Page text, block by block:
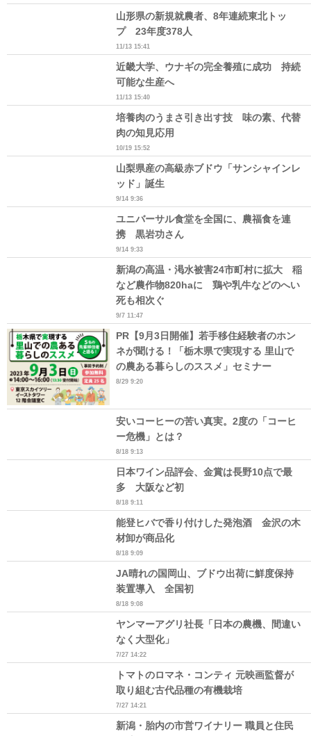
山形県の新規就農者、8年連続東北トッ
プ 23年度378人
11/13 15:41
近畿大学、ウナギの完全養殖に成功 持続
可能な生産へ
11/13 15:40
培養肉のうまさ引き出す技 味の素、代替
肉の知見応用
10/19 15:52
山梨県産の高級赤ブドウ「サンシャインレ
ッド」誕生
9/14 9:36
ユニバーサル食堂を全国に、農福食を連
携 黒岩功さん
9/14 9:33
新潟の高温・渇水被害24市町村に拡大 稲
など農作物820haに 鶏や乳牛などのへい
死も相次ぐ
9/7 11:47
PR【9月3日開催】若手移住経験者のホン
ネが聞ける！「栃木県で実現する 里山で
の農ある暮らしのススメ」セミナー
8/29 9:20
安いコーヒーの苦い真実。2度の「コーヒ
ー危機」とは？
8/18 9:13
日本ワイン品評会、金賞は長野10点で最
多 大阪など初
8/18 9:11
能登ヒバで香り付けした発泡酒 金沢の木
材卸が商品化
8/18 9:09
JA晴れの国岡山、ブドウ出荷に鮮度保持
装置導入 全国初
8/18 9:08
ヤンマーアグリ社長「日本の農機、間違い
なく大型化」
7/27 14:22
トマトのロマネ・コンティ 元映画監督が
取り組む古代品種の有機栽培
7/27 14:21
新潟・胎内の市営ワイナリー 職員と住民